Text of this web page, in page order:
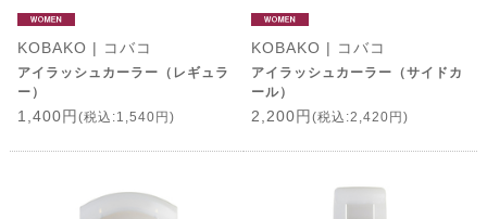
KOBAKO | コバコ
アイラッシュカーラー（レギュラ
ー）
1,400円 (税込:1,540円)
KOBAKO | コバコ
アイラッシュカーラー（サイドカ
ール）
2,200円 (税込:2,420円)